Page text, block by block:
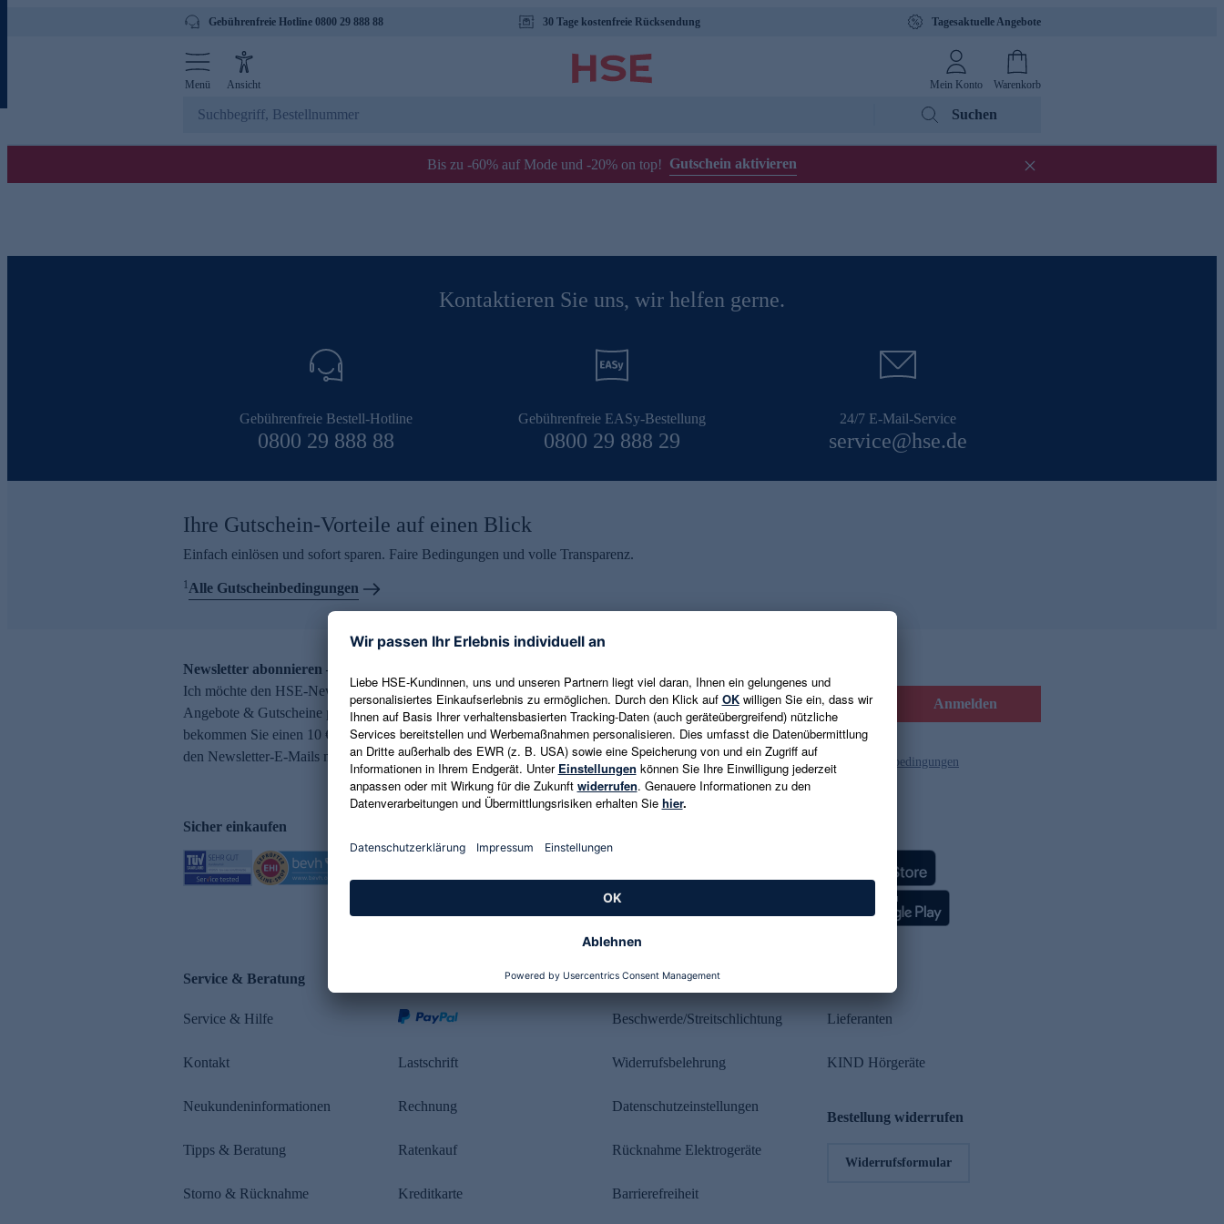
Gebührenfreie Hotline 0800 29 888 88 30 Tage kostenfreie Rücksendung Tagesaktuelle Angebote
Menü Ansicht Mein Konto Warenkorb
Suchen
Bis zu -60% auf Mode und -20% on top! Gutschein aktivieren
Kontaktieren Sie uns, wir helfen gerne.
Gebührenfreie Bestell-Hotline
0800 29 888 88
Gebührenfreie EASy-Bestellung
0800 29 888 29
24/7 E-Mail-Service
service@hse.de
Ihre Gutschein-Vorteile auf einen Blick
Einfach einlösen und sofort sparen. Faire Bedingungen und volle Transparenz.
1Alle Gutscheinbedingungen
Newsletter abonnieren – 10 € Gutschein erhalten
Ich möchte den HSE-Newsletter abonnieren und aktuelle Trends,
Angebote & Gutscheine per E-Mail erhalten. Als Dankeschön
bekommen Sie einen 10 € Gutschein. Eine Abmeldung ist jederzeit in
den Newsletter-E-Mails möglich.
E-Mail-Adresse eingeben Anmelden
Es gelten die Datenschutzrichtlinien und die Gutscheinbedingungen
Sicher einkaufen
Service & Beratung
Service & Hilfe
Kontakt
Neukundeninformationen
Tipps & Beratung
Storno & Rücknahme
Lastschrift
Rechnung
Ratenkauf
Kreditkarte
Rechtliches
Beschwerde/Streitschlichtung
Widerrufsbelehrung
Datenschutzeinstellungen
Rücknahme Elektrogeräte
Barrierefreiheit
Lieferanten
KIND Hörgeräte
Bestellung widerrufen
Widerrufsformular